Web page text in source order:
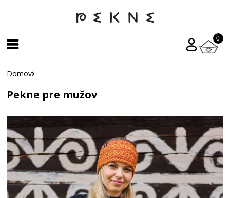
0
Domov
Pekne pre mužov